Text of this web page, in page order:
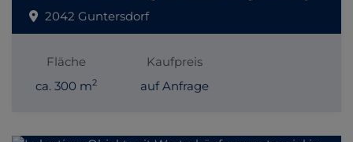
2042 Guntersdorf
Fläche
ca. 300 m2
Kaufpreis
auf Anfrage